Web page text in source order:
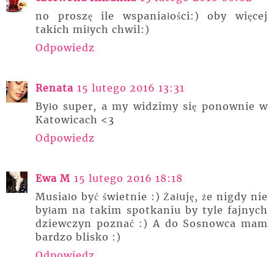
no proszę ile wspaniałości:) oby więcej
takich miłych chwil:)
Odpowiedz
Renata 15 lutego 2016 13:31
Było super, a my widzimy się ponownie w
Katowicach <3
Odpowiedz
Ewa M 15 lutego 2016 18:18
Musiało być świetnie :) Żałuję, że nigdy nie
byłam na takim spotkaniu by tyle fajnych
dziewczyn poznać :) A do Sosnowca mam
bardzo blisko :)